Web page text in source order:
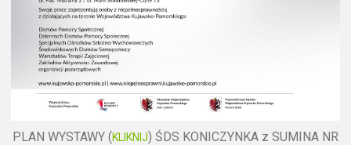
PLAN WYSTAWY (KLIKNIJ) ŚDS KONICZYNKA z SUMINA NR